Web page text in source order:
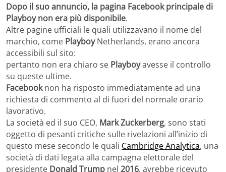
Dopo il suo annuncio, la pagina Facebook principale di
Playboy non era più disponibile.
Altre pagine ufficiali le quali utilizzavano il nome del
marchio, come PlayboyNetherlands, erano ancora
accessibili sul sito:
pertanto non era chiaro se Playboyavesse il controllo
su queste ultime.
Facebooknon ha risposto immediatamente ad una
richiesta di commento al di fuori del normale orario
lavorativo.
La società ed il suo CEO, Mark Zuckerberg, sono stati
oggetto di pesanti critiche sulle rivelazioni all’inizio di
questo mese secondo le quali Cambridge Analytica, una
società di dati legata alla campagna elettorale del
presidente Donald Trump nel 2016, avrebbe ricevuto